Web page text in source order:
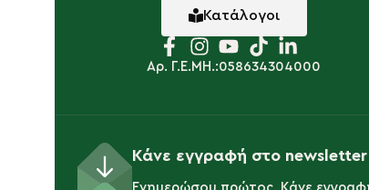
Κατάλογοι
Αρ. Γ.Ε.ΜΗ.:058634304000
Κάνε εγγραφή στο